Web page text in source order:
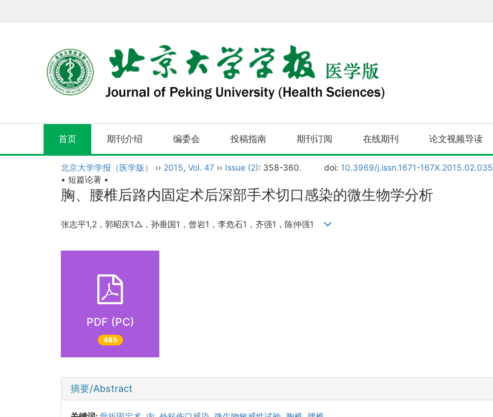
首页 期刊介绍 编委会 投稿指南 期刊订阅 在线期刊 论文视频导读
北京大学学报（医学版） ›› 2015, Vol. 47 ›› Issue (2): 358-360. doi: 10.3969/j.issn.1671-167X.2015.02.035
• 短篇论著 •
胸、腰椎后路内固定术后深部手术切口感染的微生物学分析
张志平1,2，郭昭庆1△，孙垂国1，曾岩1，李危石1，齐强1，陈仲强1
PDF (PC)
485
摘要/Abstract